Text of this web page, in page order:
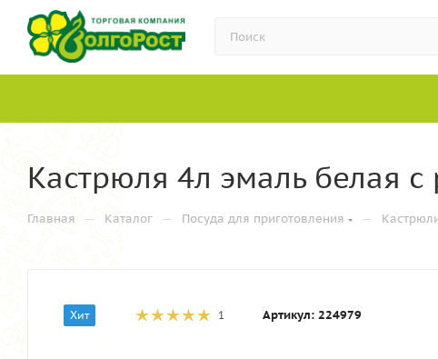
Кастрюля 4л эмаль белая
Главная — Каталог — Посуда для приготовления —
Хит 1 Артикул: 224979